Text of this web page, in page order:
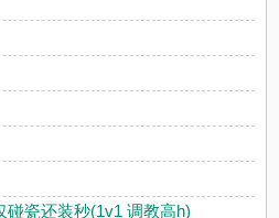
瓷还装秒(1v1 调教高h)